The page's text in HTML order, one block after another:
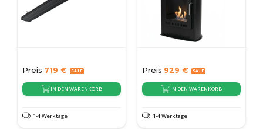
Preis 719 €
IN DEN WARENKORB
1-4 Werktage
Preis 929 €
IN DEN WARENKORB
1-4 Werktage